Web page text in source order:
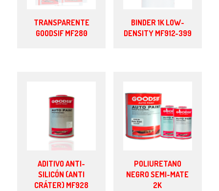
TRANSPARENTE
GOODSIF MF280
BINDER 1K LOW-
DENSITY MF912-399
ADITIVO ANTI-
SILICÓN (ANTI
CRÁTER) MF928
POLIURETANO
NEGRO SEMI-MATE
2K